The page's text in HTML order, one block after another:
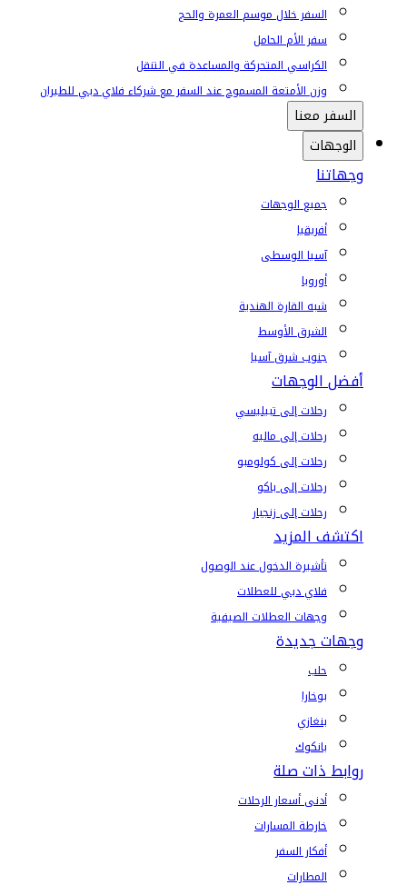
السفر خلال موسم العمرة والحج
سفر الأم الحامل
الكراسي المتحركة والمساعدة في التنقل
وزن الأمتعة المسموح عند السفر مع شركاء فلاي دبي للطيران
السفر معنا
الوجهات
وجهاتنا
جميع الوجهات
أفريقيا
آسيا الوسطى
أوروبا
شبه القارة الهندية
الشرق الأوسط
جنوب شرق آسيا
أفضل الوجهات
رحلات إلى تبيليسي
رحلات إلى ماليه
رحلات إلى كولومبو
رحلات إلى باكو
رحلات إلى زنجبار
اكتشف المزيد
تأشيرة الدخول عند الوصول
فلاي دبي للعطلات
وجهات العطلات الصيفية
وجهات جديدة
حلب
بوخارا
بنغازي
بانكوك
روابط ذات صلة
أدنى أسعار الرحلات
خارطة المسارات
أفكار السفر
المطارات